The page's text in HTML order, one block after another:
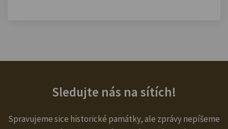
Sledujte nás na sítích!
Spravujeme sice historické památky, ale zprávy nepíšeme